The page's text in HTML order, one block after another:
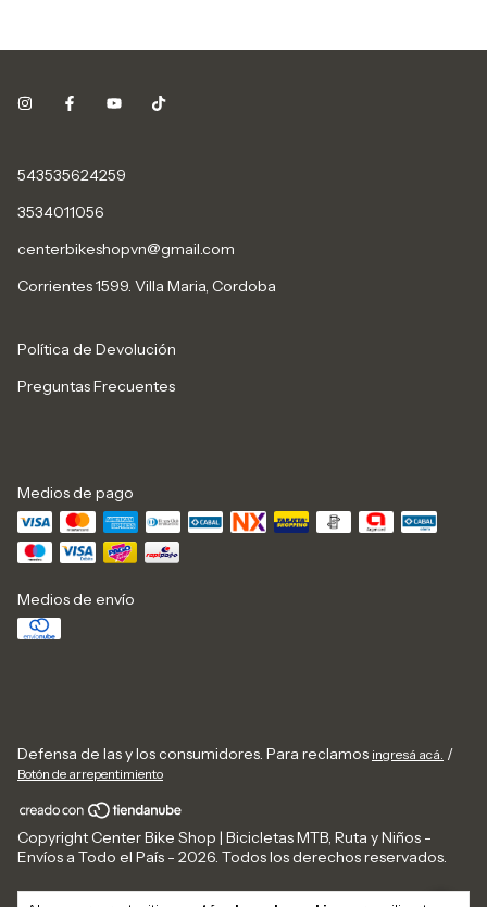
543535624259
3534011056
centerbikeshopvn@gmail.com
Corrientes 1599. Villa Maria, Cordoba
Política de Devolución
Preguntas Frecuentes
Medios de pago
Medios de envío
Defensa de las y los consumidores. Para reclamos ingresá acá. /
Botón de arrepentimiento
Copyright Center Bike Shop | Bicicletas MTB, Ruta y Niños -
Envíos a Todo el País - 2026. Todos los derechos reservados.